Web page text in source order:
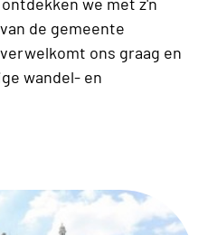
de gemeente
ons graag en
wandel- en